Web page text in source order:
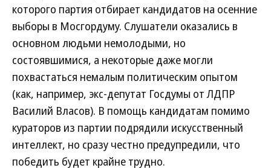
которого партия отбирает кандидатов на осенние
выборы в Мосгордуму. Слушатели оказались в
основном людьми немолодыми, но
состоявшимися, а некоторые даже могли
похвастаться немалым политическим опытом
(как, например, экс-депутат Госдумы от ЛДПР
Василий Власов). В помощь кандидатам помимо
кураторов из партии подрядили искусственный
интеллект, но сразу честно предупредили, что
победить будет крайне трудно.